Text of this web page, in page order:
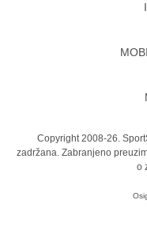
Copyright 2008-26.
zadržana. Zabranjeno
o